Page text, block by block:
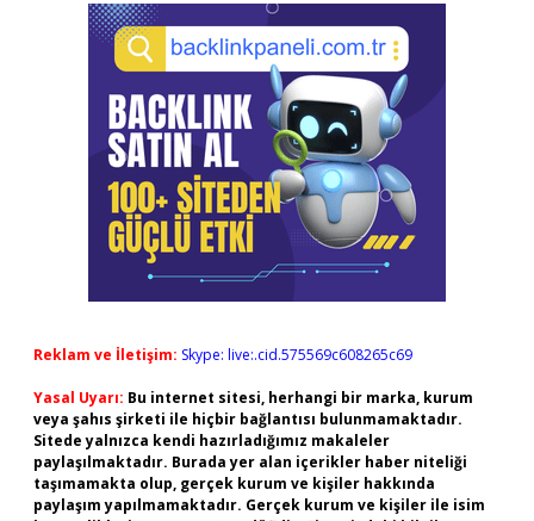
Reklam ve İletişim: Skype: live:.cid.575569c608265c69
Yasal Uyarı: Bu internet sitesi, herhangi bir marka, kurum
veya şahıs şirketi ile hiçbir bağlantısı bulunmamaktadır.
Sitede yalnızca kendi hazırladığımız makaleler
paylaşılmaktadır. Burada yer alan içerikler haber niteliği
taşımamakta olup, gerçek kurum ve kişiler hakkında
paylaşım yapılmamaktadır. Gerçek kurum ve kişiler ile isim